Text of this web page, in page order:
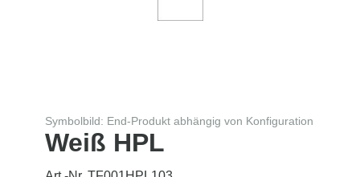
Symbolbild: End-Produkt abhängig von Konfiguration
Weiß HPL